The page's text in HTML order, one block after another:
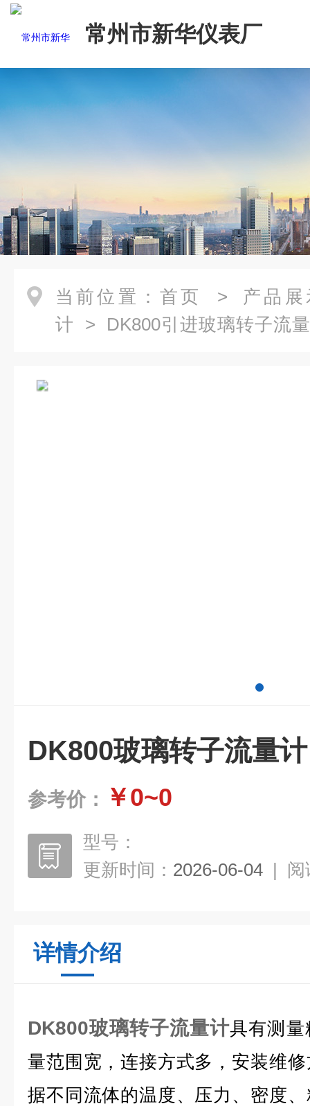
常州市新华仪表厂
当前位置： 首页 > 产品展
计 > DK800引进玻璃转子流
DK800玻璃转子流量计
参考价： ￥0~0
型号：
更新时间： 2026-06-04 | 阅
详情介绍
DK800玻璃转子流量计具有测量
量范围宽，连接方式多，安装维
据不同流体的温度、压力、密度